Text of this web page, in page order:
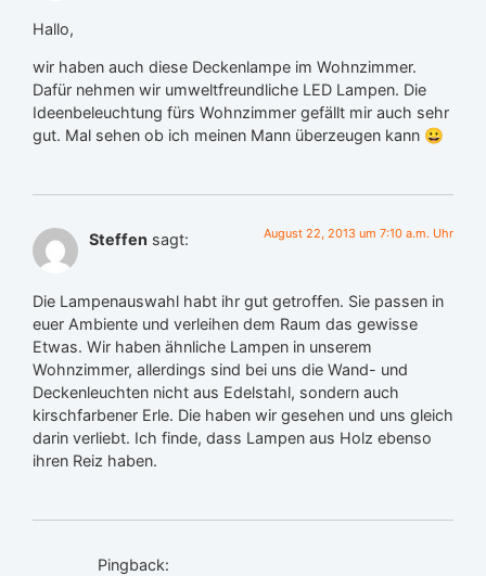
Hallo,
wir haben auch diese Deckenlampe im Wohnzimmer.
Dafür nehmen wir umweltfreundliche LED Lampen. Die
Ideenbeleuchtung fürs Wohnzimmer gefällt mir auch sehr
gut. Mal sehen ob ich meinen Mann überzeugen kann 😀
Steffen sagt: August 22, 2013 um 7:10 a.m. Uhr
Die Lampenauswahl habt ihr gut getroffen. Sie passen in
euer Ambiente und verleihen dem Raum das gewisse
Etwas. Wir haben ähnliche Lampen in unserem
Wohnzimmer, allerdings sind bei uns die Wand- und
Deckenleuchten nicht aus Edelstahl, sondern auch
kirschfarbener Erle. Die haben wir gesehen und uns gleich
darin verliebt. Ich finde, dass Lampen aus Holz ebenso
ihren Reiz haben.
Pingback: